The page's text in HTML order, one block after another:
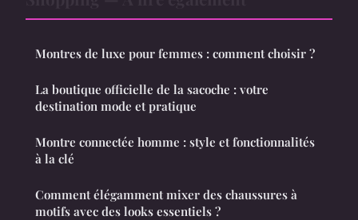
Montres de luxe pour femmes : comment choisir ?
La boutique officielle de la sacoche : votre
destination mode et pratique
Montre connectée homme : style et fonctionnalités
à la clé
Comment élégamment mixer des chaussures à
motifs avec des looks essentiels ?